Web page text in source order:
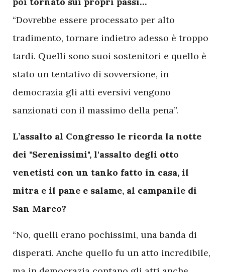
“Dovrebbe essere processato per alto
tradimento, tornare indietro adesso è troppo
tardi. Quelli sono suoi sostenitori e quello è
stato un tentativo di sovversione, in
democrazia gli atti eversivi vengono
sanzionati con il massimo della pena”.
L’assalto al Congresso le ricorda la notte
dei "Serenissimi", l'assalto degli otto
venetisti con un tanko fatto in casa, il
mitra e il pane e salame, al campanile di
San Marco?
“No, quelli erano pochissimi, una banda di
disperati. Anche quello fu un atto incredibile,